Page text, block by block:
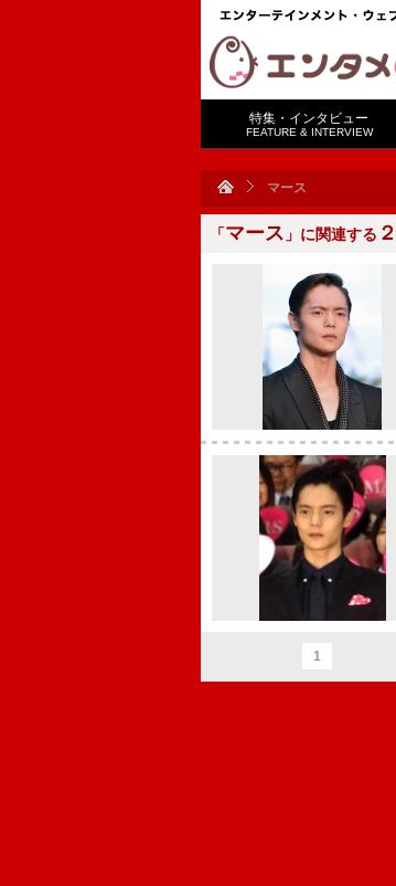
特集・インタビュー
FEATURE & INTERVIEW
マース
「マース 」に関連する ２
1